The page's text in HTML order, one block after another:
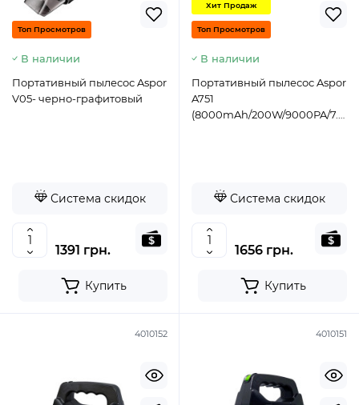
Топ Просмотров
В наличии
Портативный пылесос Aspor
V05- черно-графитовый
Система скидок
1391 грн.
Купить
Хит Продаж
Топ Просмотров
В наличии
Портативный пылесос Aspor
A751
(8000mAh/200W/9000PA/7.5V)-
Система скидок
1656 грн.
Купить
4010152 4010151